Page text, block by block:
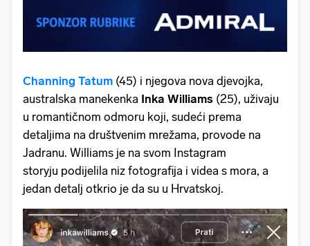
Channing Tatum (45) i njegova nova djevojka,
australska manekenka Inka Williams (25), uživaju
u romantičnom odmoru koji, sudeći prema
detaljima na društvenim mrežama, provode na
Jadranu. Williams je na svom Instagram
storyju podijelila niz fotografija i videa s mora, a
jedan detalj otkrio je da su u Hrvatskoj.